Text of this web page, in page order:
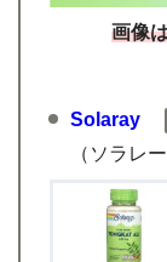
画像
Solaray
（ソラレー